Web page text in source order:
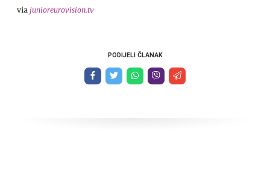
via junioreurovision.tv
PODIJELI ČLANAK